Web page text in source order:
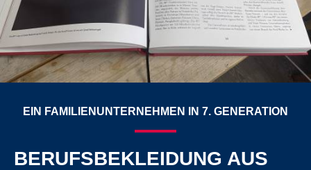
EIN FAMILIENUNTERNEHMEN IN 7. GENERATION
BERUFSBEKLEIDUNG AUS